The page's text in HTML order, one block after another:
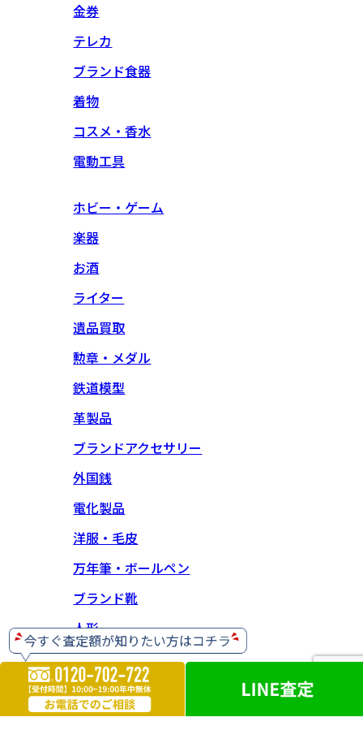
金券
テレカ
ブランド食器
着物
コスメ・香水
電動工具
ホビー・ゲーム
楽器
お酒
ライター
遺品買取
勲章・メダル
鉄道模型
革製品
ブランドアクセサリー
外国銭
電化製品
洋服・毛皮
万年筆・ボールペン
ブランド靴
人形